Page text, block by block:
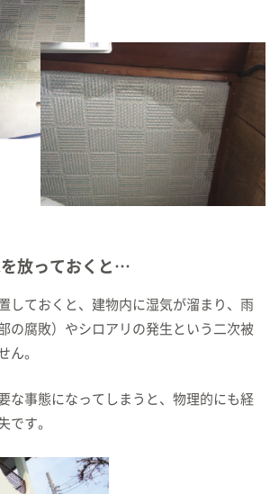
放っておくと…
しておくと、建物内に湿気が溜まり、 雨
の腐敗）やシロアリの発生という二次被
ん。
な事態になってしまうと、物理的にも経
です。